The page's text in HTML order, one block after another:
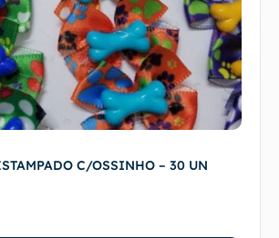
C/OSSINHO – 30 UN